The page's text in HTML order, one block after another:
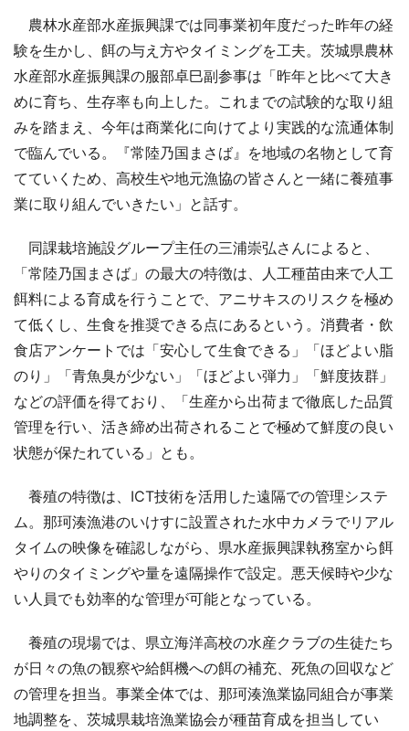
農林水産部水産振興課では同事業初年度だった昨年の経
験を生かし、餌の与え方やタイミングを工夫。茨城県農林
水産部水産振興課の服部卓巳副参事は「昨年と比べて大き
めに育ち、生存率も向上した。これまでの試験的な取り組
みを踏まえ、今年は商業化に向けてより実践的な流通体制
で臨んでいる。『常陸乃国まさば』を地域の名物として育
てていくため、高校生や地元漁協の皆さんと一緒に養殖事
業に取り組んでいきたい」と話す。
同課栽培施設グループ主任の三浦崇弘さんによると、
「常陸乃国まさば」の最大の特徴は、人工種苗由来で人工
餌料による育成を行うことで、アニサキスのリスクを極め
て低くし、生食を推奨できる点にあるという。消費者・飲
食店アンケートでは「安心して生食できる」「ほどよい脂
のり」「青魚臭が少ない」「ほどよい弾力」「鮮度抜群」
などの評価を得ており、「生産から出荷まで徹底した品質
管理を行い、活き締め出荷されることで極めて鮮度の良い
状態が保たれている」とも。
養殖の特徴は、ICT技術を活用した遠隔での管理システ
ム。那珂湊漁港のいけすに設置された水中カメラでリアル
タイムの映像を確認しながら、県水産振興課執務室から餌
やりのタイミングや量を遠隔操作で設定。悪天候時や少な
い人員でも効率的な管理が可能となっている。
養殖の現場では、県立海洋高校の水産クラブの生徒たち
が日々の魚の観察や給餌機への餌の補充、死魚の回収など
の管理を担当。事業全体では、那珂湊漁業協同組合が事業
地調整を、茨城県栽培漁業協会が種苗育成を担当してい